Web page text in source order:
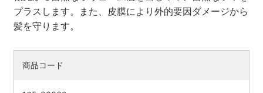
プラスします。また、皮膜により外的要因ダメージから
髪を守ります。
商品コード